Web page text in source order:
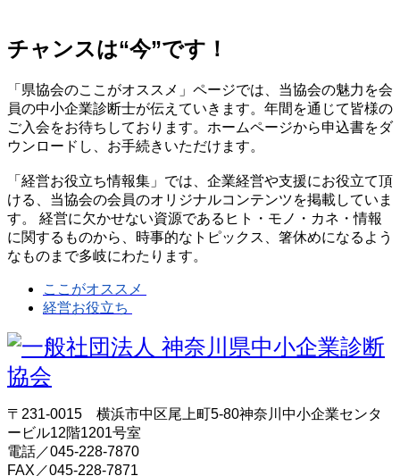
チャンスは“今”です！
「県協会のここがオススメ」ページでは、当協会の魅力を会
員の中小企業診断士が伝えていきます。年間を通じて皆様の
ご入会をお待ちしております。ホームページから申込書をダ
ウンロードし、お手続きいただけます。
「経営お役立ち情報集」では、企業経営や支援にお役立て頂
ける、当協会の会員のオリジナルコンテンツを掲載していま
す。 経営に欠かせない資源であるヒト・モノ・カネ・情報
に関するものから、時事的なトピックス、箸休めになるよう
なものまで多岐にわたります。
ここがオススメ
経営お役立ち
〒231-0015 横浜市中区尾上町5-80神奈川中小企業センタ
ービル12階1201号室
電話／045-228-7870
FAX／045-228-7871